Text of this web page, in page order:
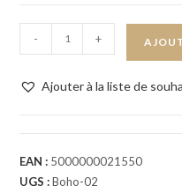
- +
Ajouter à la liste de
EAN : 5000000021550
UGS :Boho-02